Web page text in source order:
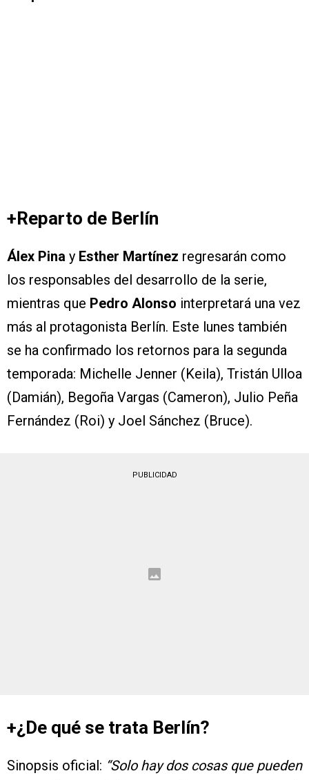
+Reparto de Berlín
Álex Pina y Esther Martínez regresarán como
los responsables del desarrollo de la serie,
mientras que Pedro Alonso interpretará una vez
más al protagonista Berlín. Este lunes también
se ha confirmado los retornos para la segunda
temporada: Michelle Jenner (Keila), Tristán Ulloa
(Damián), Begoña Vargas (Cameron), Julio Peña
Fernández (Roi) y Joel Sánchez (Bruce).
PUBLICIDAD
+¿De qué se trata Berlín?
Sinopsis oficial: “Solo hay dos cosas que pueden